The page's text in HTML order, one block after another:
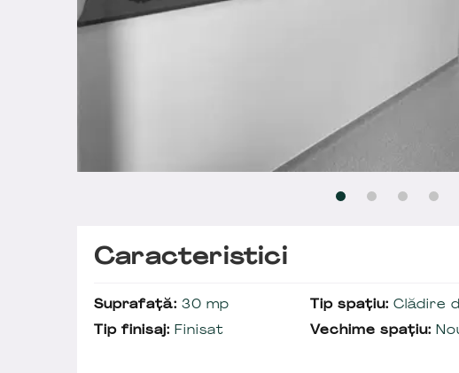
Caracteristici
Suprafață: 30 mp Tip spațiu: Clădire
Tip finisaj: Finisat Vechime spațiu: